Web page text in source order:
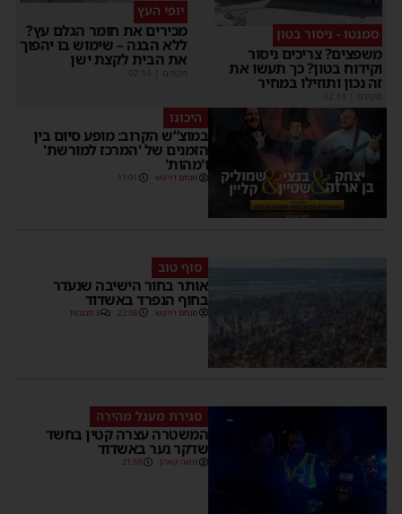
סמנטו - ניסור בטון
משפצים? צריכים ניסור
וקידוח בטון? כך תעשו את
זה נכון ותוזילו במחיר
מקודם
יופי העץ
מכירים את חומר הגלם עץ?
ללא הבנה – שימוש בו יהפוך
את הבית לקצת ישן
מקודם
היכונו
במוצ”ש הקרוב: מופע סיום בין
הזמנים של 'המרכז למורשת'
ו'מהות'
מנחם דויטש 11:01
סוף טוב
אותר בחור הישיבה שנעדר
בחוף הנפרד באשדוד
מנחם דויטש 22:08 3 תגובות
סגירת מעגל מהירה
המשטרה עצרה קטין בחשד
שדקר נער באשדוד
משה קאהן 21:59